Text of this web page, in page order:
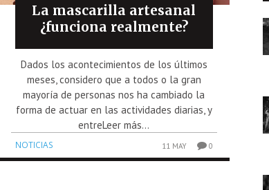
La mascarilla artesanal
¿funciona realmente?
Dados los acontecimientos de los últimos
meses, considero que a todos o la gran
mayoría de personas nos ha cambiado la
forma de actuar en las actividades diarias, y
entreLeer más...
NOTICIAS 11 MAY 0